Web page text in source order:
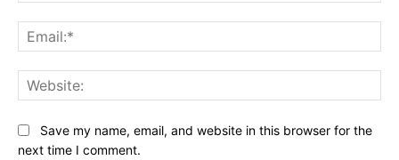
Save my name, email, and website in this browser for the
next time I comment.